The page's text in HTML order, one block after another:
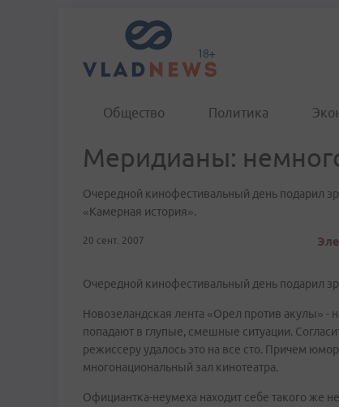
Общество Политика
Меридианы:
Очередной кинофестивальный день подарил
«Камерная история».
20 сент. 2007
Очередной кинофестивальный день подарил
Новозеландская лента «Орел против акулы» -
попадают в глупые, смешные ситуации.
режиссеру удалось это на все сто. Причем
многонациональный зал кинотеатра.
Официантка-неумеха находит себе такого же